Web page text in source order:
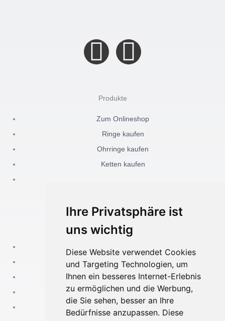
Ihre Privatsphäre ist
uns wichtig
Diese Website verwendet Cookies
und Targeting Technologien, um
Ihnen ein besseres Internet-Erlebnis
zu ermöglichen und die Werbung,
die Sie sehen, besser an Ihre
Bedürfnisse anzupassen. Diese
F
c
e
b
o
k
-
f
I
t
a
r
a
m
Produkte
Zum Onlineshop
Ringe kaufen
Ohrringe kaufen
Ketten kaufen
Akidesign
Über mich
Impressum
Datenschutz
Rückgabe und Widerruf